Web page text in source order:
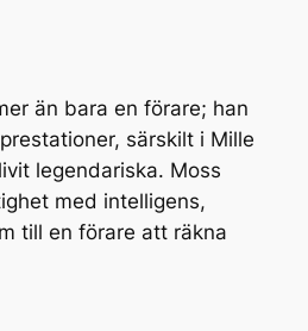
än bara en förare; han
särskilt i Mille
legendariska. Moss
med intelligens,
till en förare att räkna